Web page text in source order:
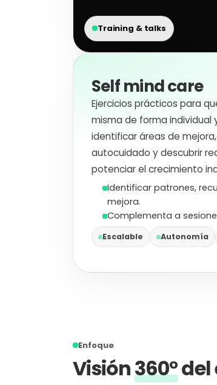
Training & talks
Self mind care
Ejercicios prácticos para
misma de forma individual
identificar áreas de
autocuidado y descubrir
potenciar el crecimiento
Identificar patrones,
mejora.
Complementa a
Escalable Autonomía
Enfoque
Visión360°del